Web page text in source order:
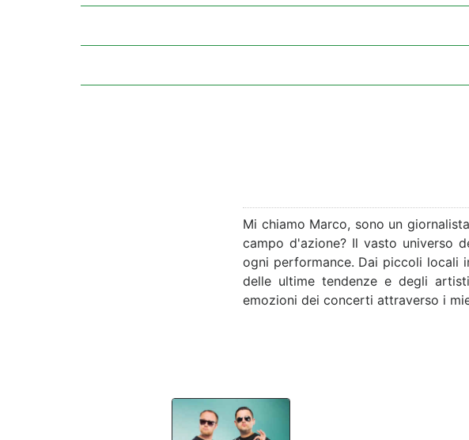
Mi chiamo Marco, sono un
campo d'azione? Il vasto universo
ogni performance. Dai piccoli locali
delle ultime tendenze e degli
emozioni dei concerti attraverso i